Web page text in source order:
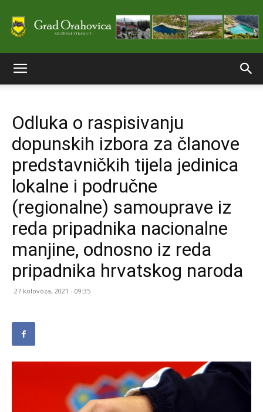
stranice
Grada
Orahovice
Odluka o raspisivanju
dopunskih izbora za članove
predstavničkih tijela jedinica
lokalne i područne
(regionalne) samouprave iz
reda pripadnika nacionalne
manjine, odnosno iz reda
pripadnika hrvatskog naroda
27 kolovoza, 2021 - 09:35